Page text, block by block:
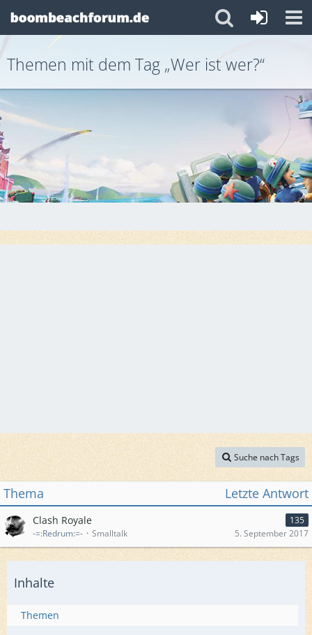
Themen mit dem Tag „Wer ist wer?“
Suche nach Tags
Thema Letzte Antwort
Clash Royale
135
-=:Redrum:=-
Smalltalk 5. September 2017
Inhalte
Themen